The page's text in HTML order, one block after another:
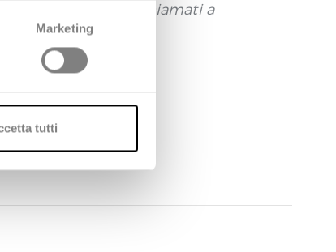
Marketing
tutti
in cui siamo chiamati a